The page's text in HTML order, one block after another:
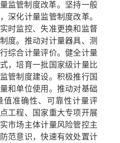
监管制度改革。 坚持一般
深化计量监管制度改革。
时监控、失准更换和监督
度。推动对计量器具、测
综合计量评价。健全计量
，培育一批国家级计量比
管制度建设。积极推行国
和单位使用。推动对基础
值准确性、可靠性计量评
工程、国家重大专项开展
市场主体计量风险管控主
范意识，快速有效处置计